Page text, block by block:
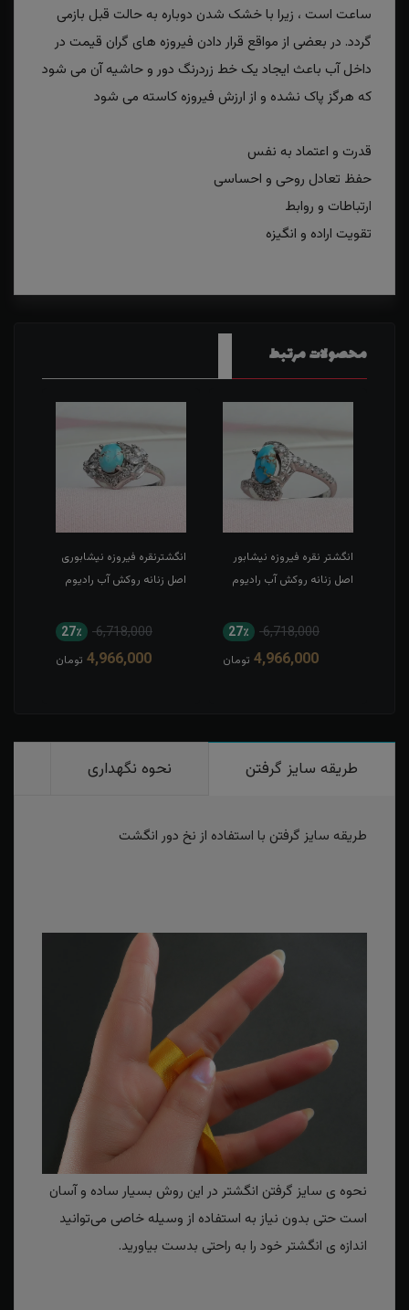
ساعت است ، زیرا با خشک شدن دوباره به حالت قبل بازمی
گردد. در بعضی از مواقع قرار دادن فیروزه های گران قیمت در
داخل آب باعث ایجاد یک خط زردرنگ دور و حاشیه آن می شود
که هرگز پاک نشده و از ارزش فیروزه کاسته می شود
قدرت و اعتماد به نفس
حفظ تعادل روحی و احساسی
ارتباطات و روابط
تقویت اراده و انگیزه
محصولات مرتبط
انگشتر نقره فیروزه نیشابور
اصل زنانه روکش آب رادیوم
6,718,000 27٪
4,966,000 تومان
انگشترنقره فیروزه نیشابوری
اصل زنانه روکش آب رادیوم
6,718,000 27٪
4,966,000 تومان
طریقه سایز گرفتن نحوه نگهداری
طریقه سایز گرفتن با استفاده از نخ دور انگشت
نحوه ی سایز گرفتن انگشتر در این روش بسیار ساده و آسان
است حتی بدون نیاز به استفاده از وسیله خاصی می‌توانید
اندازه ی انگشتر خود را به راحتی بدست بیاورید.